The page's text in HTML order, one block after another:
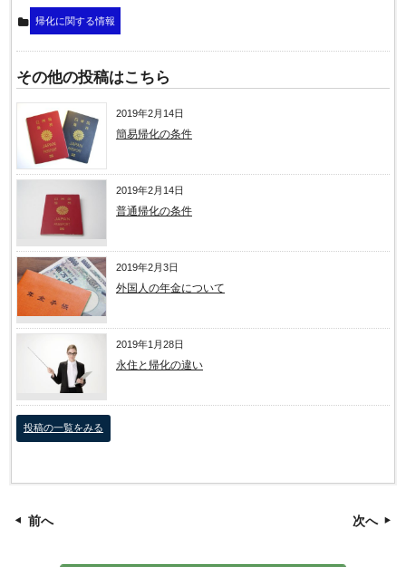
帰化に関する情報
その他の投稿はこちら
2019年2月14日
簡易帰化の条件
2019年2月14日
普通帰化の条件
2019年2月3日
外国人の年金について
2019年1月28日
永住と帰化の違い
投稿の一覧をみる
前へ 次へ